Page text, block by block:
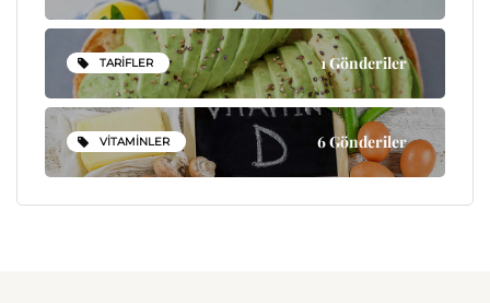
TARIFLER 1 Gönderiler
VITAMINLER 6 Gönderiler